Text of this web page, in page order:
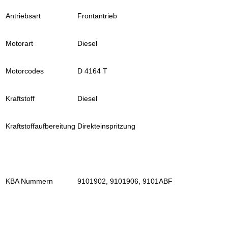
Antriebsart Frontantrieb
Motorart Diesel
Motorcodes D 4164 T
Kraftstoff Diesel
Kraftstoffaufbereitung Direkteinspritzung
KBA Nummern 9101902, 9101906, 9101ABF